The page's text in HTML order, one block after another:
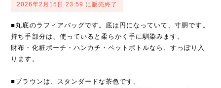
2026年2月15日 23:59 に販売終了
■丸底のラフィアバッグです。底は円になっていて、寸胴です。
持ち手部分は、使っていると柔らかく手に馴染みます。
財布・化粧ポーチ・ハンカチ・ペットボトルなら、すっぽり入
ります。
■ブラウンは、スタンダードな茶色です。